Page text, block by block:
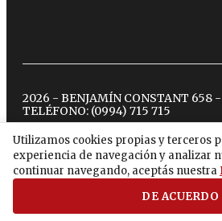
Utilizamos cookies propias y terceros
experiencia de navegación y analizar
continuar navegando, aceptás nuestra
DE ACUERDO
2026 - BENJAMÍN CONSTANT 658
TELÉFONO: (0994) 715 715
twitterinstagram
facebook
tiktok